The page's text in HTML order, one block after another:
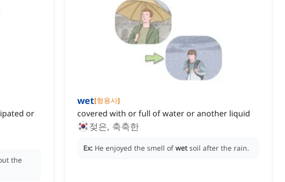
or
the
wet[형용사]
covered with or full of water or another liquid
젖은, 축축한
Ex: He enjoyed the smell ofwet soil after the rain.